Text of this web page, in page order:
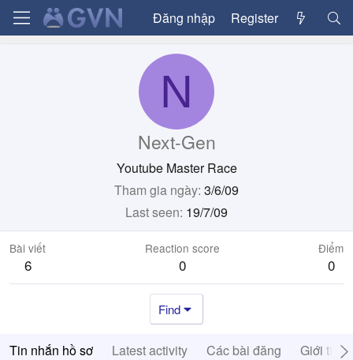
Đăng nhập Register
N
Next-Gen
Youtube Master Race
Tham gia ngày 3/6/09
Last seen 19/7/09
Bài viết
6
Reaction score
0
Điểm
0
Find
Tin nhắn hồ sơ Latest activity Các bài đăng Giới thiệu